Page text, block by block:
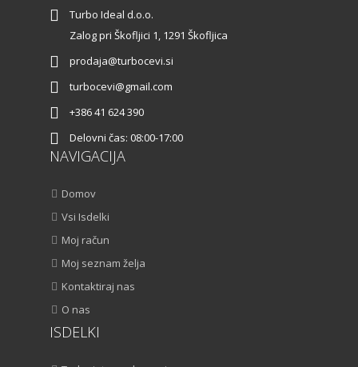
Turbo Ideal d.o.o.
Zalog pri Škofljici 1, 1291 Škofljica
prodaja@turbocevi.si
turbocevi@gmail.com
+386 41 624 390
Delovni čas: 08:00-17:00
NAVIGACIJA
Domov
Vsi Isdelki
Moj račun
Moj seznam želja
Kontaktiraj nas
O nas
ISDELKI